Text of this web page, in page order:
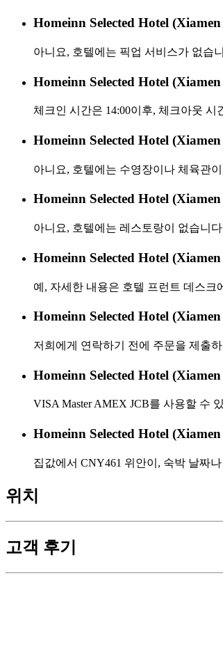
Homeinn Selected Hotel
아니요, 호텔에는 픽업 서비스가 없습
Homeinn Selected Hotel
체크인 시간은 14:00이후, 체크아웃 시
Homeinn Selected Hotel
아니요, 호텔에는 수영장이나 체육관
Homeinn Selected Hotel
아니요, 호텔에는 레스토랑이 없습니
Homeinn Selected Hotel
예, 자세한 내용은 호텔 프런트 데스크
Homeinn Selected Hotel
저희에게 연락하기 전에 주문을 제출
Homeinn Selected Hotel
VISA Master AMEX JCB를 사용할 수
Homeinn Selected Hotel
집값에서 CNY461 위안이, 숙박 날짜
위치
고객 후기